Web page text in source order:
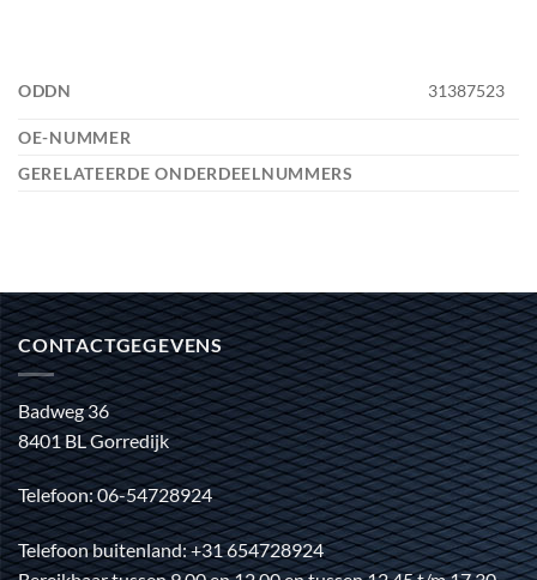
ODDN 31387523
OE-NUMMER
GERELATEERDE ONDERDEELNUMMERS
CONTACTGEGEVENS
Badweg 36
8401 BL Gorredijk
Telefoon: 06-54728924
Telefoon buitenland: +31 654728924